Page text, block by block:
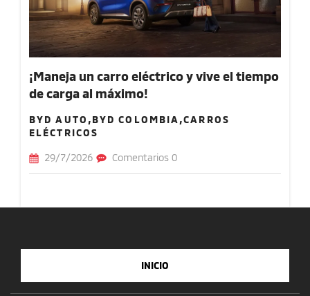
¡Maneja un carro eléctrico y vive el tiempo
de carga al máximo!
BYD AUTO,BYD COLOMBIA,CARROS
ELÉCTRICOS
29/7/2026 Comentarios 0
INICIO